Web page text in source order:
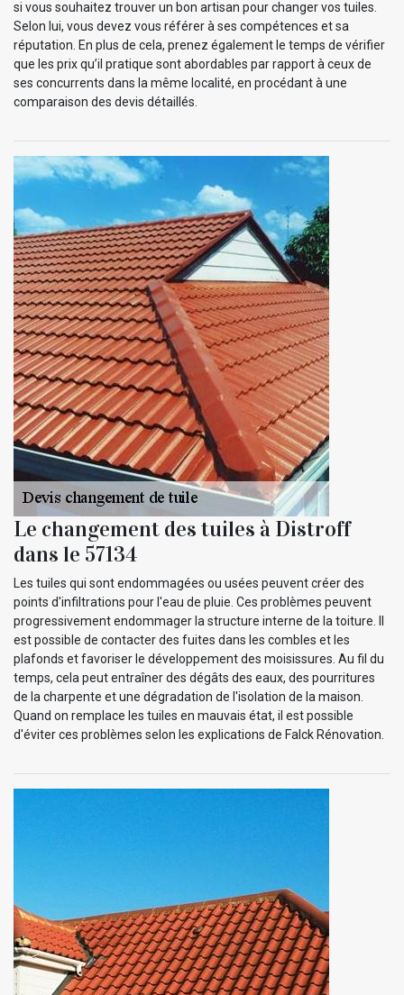
si vous souhaitez trouver un bon artisan pour changer vos tuiles.
Selon lui, vous devez vous référer à ses compétences et sa
réputation. En plus de cela, prenez également le temps de vérifier
que les prix qu’il pratique sont abordables par rapport à ceux de
ses concurrents dans la même localité, en procédant à une
comparaison des devis détaillés.
Le changement des tuiles à Distroff
dans le 57134
Les tuiles qui sont endommagées ou usées peuvent créer des
points d'infiltrations pour l'eau de pluie. Ces problèmes peuvent
progressivement endommager la structure interne de la toiture. Il
est possible de contacter des fuites dans les combles et les
plafonds et favoriser le développement des moisissures. Au fil du
temps, cela peut entraîner des dégâts des eaux, des pourritures
de la charpente et une dégradation de l'isolation de la maison.
Quand on remplace les tuiles en mauvais état, il est possible
d'éviter ces problèmes selon les explications de Falck Rénovation.